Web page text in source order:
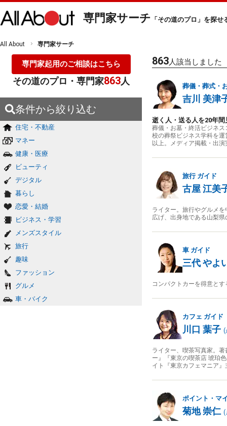
専門家サーチ 「その道のプロ」を探せ
All About 専門家サーチ
専門家起用のご相談はこちら
その道のプロ・専門家863人
条件から絞り込む
住宅・不動産
マネー
健康・医療
ビューティ
デジタル
暮らし
恋愛・結婚
ビジネス・学習
メンズスタイル
旅行
趣味
ファッション
グルメ
車・バイク
863人該当しました
葬儀・葬式・
吉川 美津
逝く人・送る人を20年
葬儀・お墓・終活ビジネ
校の葬祭ビジネス学科を
以上。メディア掲載・出
旅行ガイド
古屋 江美
ライター。旅行やグルメ
広げ、出身地である山梨
車 ガイド
三代 やよ
コンパクトカーを得意と
カフェ ガイド
川口 葉子 (
ライター、喫茶写真家。
ー』『東京の喫茶店 琥珀
イト『東京カフェマニア』
ポイント・マ
菊地 崇仁 (